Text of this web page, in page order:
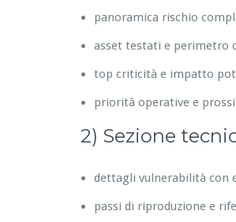
panoramica rischio
asset testati e perimetro
top criticità e impatto
priorità operative e
2) Sezione
dettagli vulnerabilità con
passi di riproduzione e